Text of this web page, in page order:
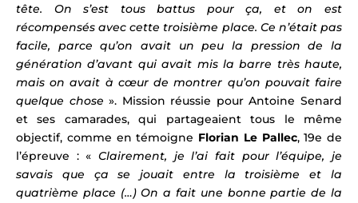
tête. On s’est tous battus pour ça, et on est
récompensés avec cette troisième place. Ce n’était pas
facile, parce qu’on avait un peu la pression de la
génération d’avant qui avait mis la barre très haute,
mais on avait à cœur de montrer qu’on pouvait faire
quelque chose ». Mission réussie pour Antoine Senard
et ses camarades, qui partageaient tous le même
objectif, comme en témoigne Florian Le Pallec, 19e de
l’épreuve : « Clairement, je l’ai fait pour l’équipe, je
savais que ça se jouait entre la troisième et la
quatrième place (…) On a fait une bonne partie de la